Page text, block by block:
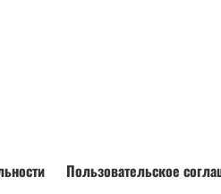
Пользовательское